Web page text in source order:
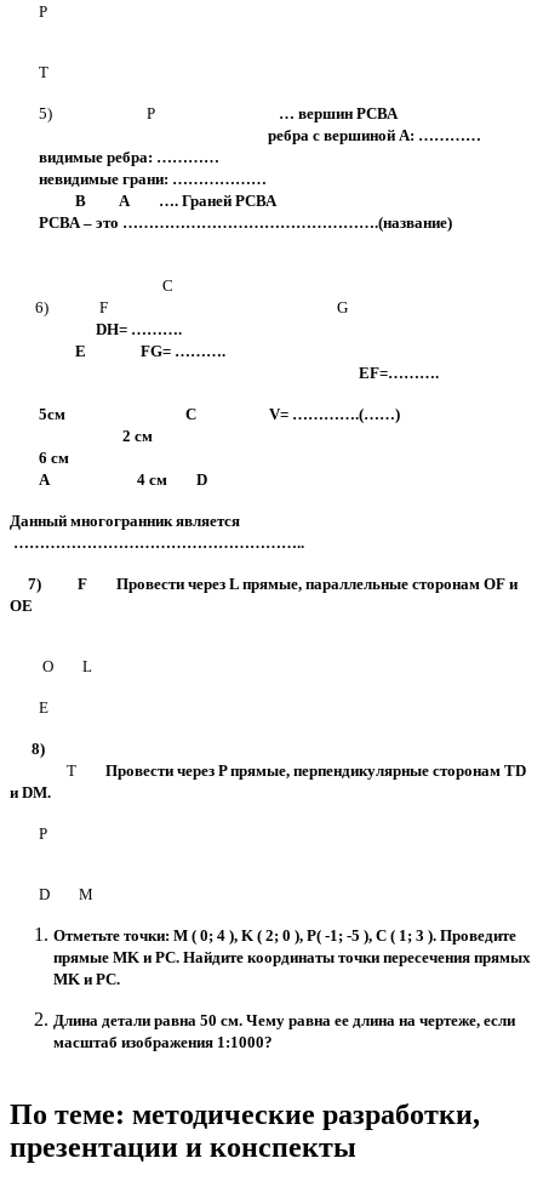
Р
Т
5) Р … вершин РСВА
ребра с вершиной А: …………
видимые ребра: …………
невидимые грани: ………………
В А …. Граней РСВА
РСВА – это ………………………………………….(название)
С
6) F G
DH= ……….
Е FG= ……….
EF=……….
5см С V= ………….(……)
2 см
6 см
А 4 см D
Данный многогранник является
………………………………………………..
7) F Провести через L прямые, параллельные сторонам OF и
OE
O L
E
8)
TПровести через P прямые, перпендикулярные сторонам TD
и DМ.
P
D М
Отметьте точки: M ( 0; 4 ), K ( 2; 0 ), P( -1; -5 ), C ( 1; 3 ). Проведите
прямые MK и PС. Найдите координаты точки пересечения прямых
MK и PС.
Длина детали равна 50 см. Чему равна ее длина на чертеже, если
масштаб изображения 1:1000?
По теме: методические разработки,
презентации и конспекты